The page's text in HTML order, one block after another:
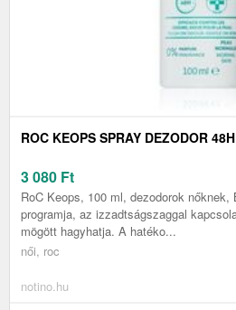
ROC KEOPS SPRAY DEZODOR
3 080 Ft
RoC Keops, 100 ml, dezodorok nőknek,
programja, az izzadtságszaggal
mögött hagyhatja. A hatéko...
női, roc
notino.hu